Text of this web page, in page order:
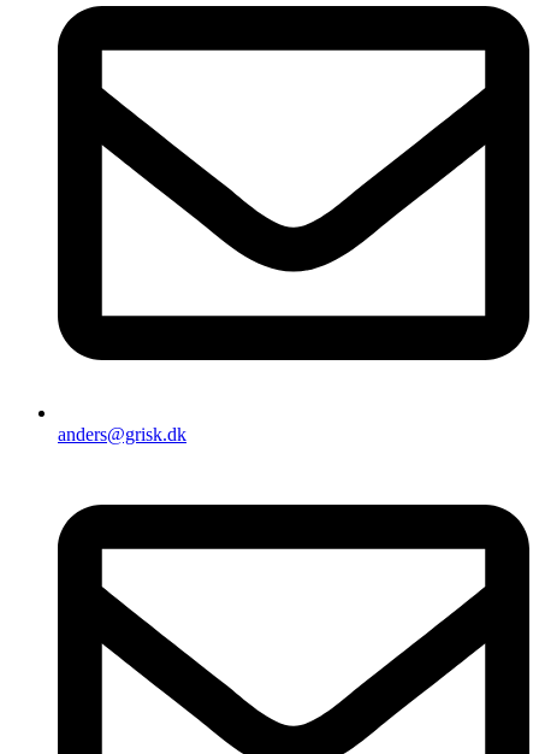
anders@grisk.dk